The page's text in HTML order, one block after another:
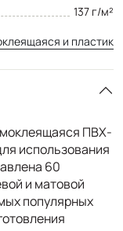
137 г/м²
и пластик
ПВХ-
использования
60
и матовой
популярных